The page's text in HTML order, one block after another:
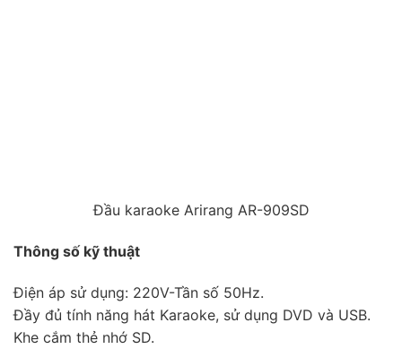
Đầu karaoke Arirang AR-909SD
Thông số kỹ thuật
Điện áp sử dụng: 220V-Tần số 50Hz.
Đầy đủ tính năng hát Karaoke, sử dụng DVD và USB.
Khe cắm thẻ nhớ SD.